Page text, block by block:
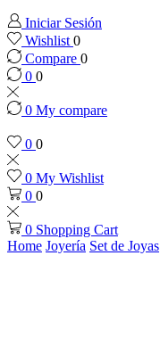
Iniciar Sesión
Wishlist 0
Compare 0
0 0
0 My compare
0 0
0 My Wishlist
0 0
0 Shopping Cart
Home Joyería Set de Joyas